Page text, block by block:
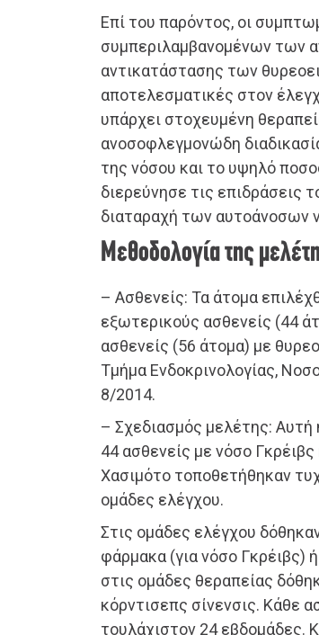
Επί του παρόντος, οι
συμπεριλαμβανομένων των
αντικατάστασης των
αποτελεσματικές στον
υπάρχει στοχευμένη
ανοσοφλεγμονώδη
της νόσου και το υψηλό
διερεύνησε τις επιδράσεις
διαταραχή των αυτοάνοσων
Μεθοδολογία της
– Ασθενείς: Τα άτομα
εξωτερικούς ασθενείς (44
ασθενείς (56 άτομα) με
Τμήμα Ενδοκρινολογίας,
8/2014.
– Σχεδιασμός μελέτης:
44 ασθενείς με νόσο Γκρέιβς
Χασιμότο τοποθετήθηκαν
ομάδες ελέγχου.
Στις ομάδες ελέγχου
φάρμακα (για νόσο Γκρέιβς)
στις ομάδες θεραπείας
κόρντισεπς σίνενσις. Κάθε
τουλάχιστον 24 εβδομάδες.